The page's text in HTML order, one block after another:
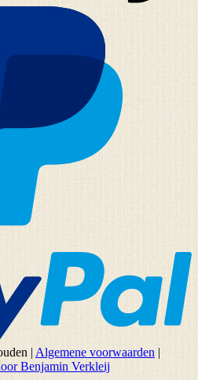
| Algemene voorwaarden |
Benjamin Verkleij